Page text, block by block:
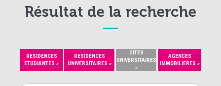
Résultat de la recherche
RESIDENCES
ETUDIANTES »
RESIDENCES
UNIVERSITAIRES »
CITES
UNIVERSITAIRES
»
AGENCES
IMMOBILIERES »